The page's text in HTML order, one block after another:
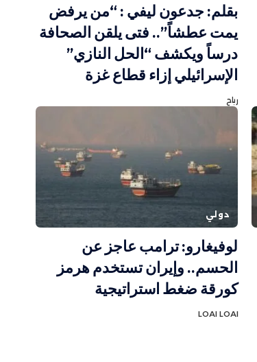
بقلم: جدعون ليفي : “من يرفض
يمت عطشاً”.. فتى يلقن الصحافة
درساً ويكشف “الحل النازي”
الإسرائيلي إزاء قطاع غزة
رباح
دولي
لوفيغارو: ترامب عاجز عن
الحسم.. وإيران تستخدم هرمز
كورقة ضغط استراتيجية
LOAI LOAI